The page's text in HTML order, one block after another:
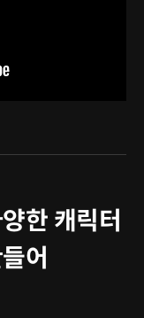
한 캐릭터
어